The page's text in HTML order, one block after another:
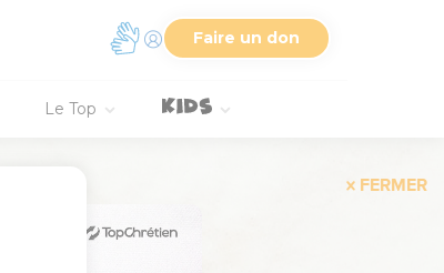
Faire un don
Le Top
FERMER